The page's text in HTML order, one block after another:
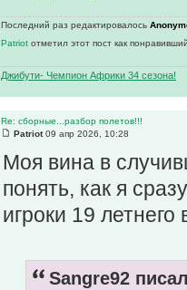
Последний раз редактировалось
Patriot отметил этот пост как
Джибути- Чемпион Африки 34 сезона!
Re: сборные...разбор полетов!!!
Patriot09 апр 2026, 10:28
Моя вина в
понять, как я
игроки 19 летнего
Sangre92